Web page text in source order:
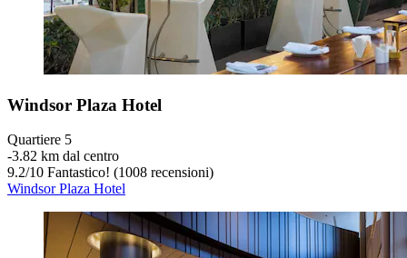
Windsor Plaza Hotel
Quartiere 5
‐3.82 km dal centro
9.2/10 Fantastico! (1008 recensioni)
Windsor Plaza Hotel